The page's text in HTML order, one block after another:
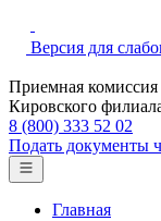
Версия для
Приемная комиссия
Кировского
8 (800) 333 52 02
Подать документы
Главная